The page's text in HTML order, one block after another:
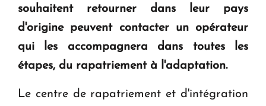
KASA : 30 ans d'audace, de résilience et d'avenir
en Arménie
Le premier hôtel Hyatt Regency d'Arménie
souhaitent retourner dans leur pays
d'origine peuvent contacter un opérateur
qui les accompagnera dans toutes les
étapes, du rapatriement à l'adaptation.
Le centre de rapatriement et d'intégration